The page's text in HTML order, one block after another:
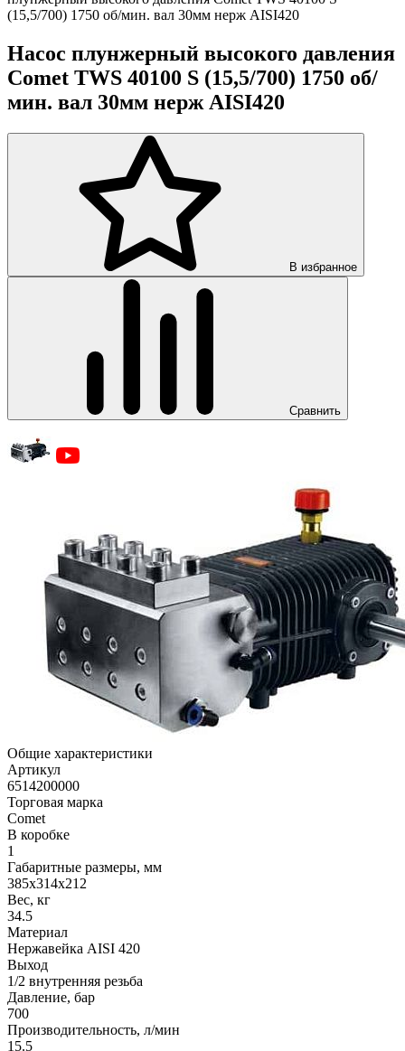
(15,5/700) 1750 об/мин. вал 30мм нерж AISI420
Насос плунжерный высокого давления
Comet TWS 40100 S (15,5/700) 1750 об/
мин. вал 30мм нерж AISI420
В избранное
Сравнить
Общие характеристики
Артикул
6514200000
Торговая марка
Comet
В коробке
1
Габаритные размеры, мм
385х314х212
Вес, кг
34.5
Материал
Нержавейка AISI 420
Выход
1/2 внутренняя резьба
Давление, бар
700
Производительность, л/мин
15.5